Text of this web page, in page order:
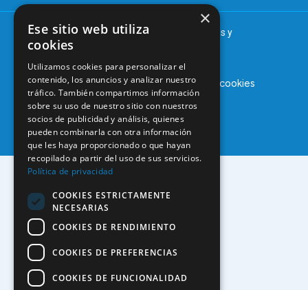
© 2025 – COEM – Colegio Oficial de Odontólogos y
Estomatólogos de la I región
Aviso legalPolítica de privacidad Política de cookies
×
Ese sitio web utiliza
cookies
Utilizamos cookies para personalizar el
contenido, los anuncios y analizar nuestro
tráfico. También compartimos información
sobre su uso de nuestro sitio con nuestros
socios de publicidad y análisis, quienes
pueden combinarla con otra información
que les haya proporcionado o que hayan
recopilado a partir del uso de sus servicios.
Política de privacidad
COOKIES ESTRICTAMENTE
NECESARIAS
COOKIES DE RENDIMIENTO
COOKIES DE PREFERENCIAS
COOKIES DE FUNCIONALIDAD